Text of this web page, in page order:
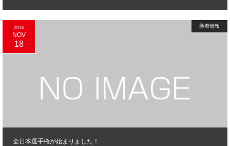
全日本選手権が始まりました！
2016
NOV
18
新着情報